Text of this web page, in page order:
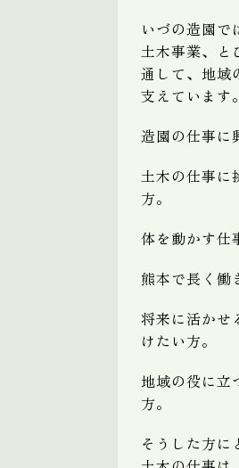
いづの造園で
土木事業、と
通して、地域
支えています。
造園の仕事に
土木の仕事に
方。
体を動かす仕
熊本で長く働
将来に活かせ
けたい方。
地域の役に立
方。
そうした方に